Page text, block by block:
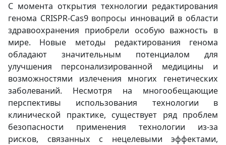
С момента открытия технологии редактирования
генома CRISPR-Cas9 вопросы инноваций в области
здравоохранения приобрели особую важность в
мире. Новые методы редактирования генома
обладают значительным потенциалом для
улучшения персонализированной медицины и
возможностями излечения многих генетических
заболеваний. Несмотря на многообещающие
перспективы использования технологии в
клинической практике, существует ряд проблем
безопасности применения технологии из-за
рисков, связанных с нецелевыми эффектами,